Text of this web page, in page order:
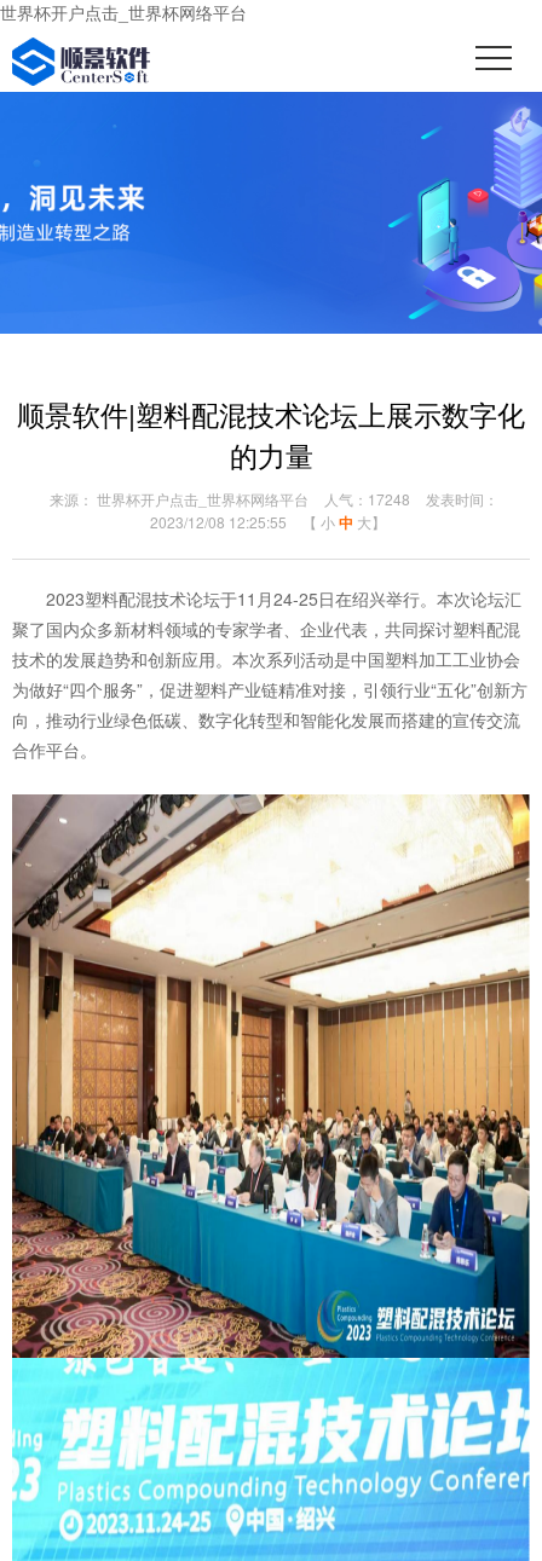
世界杯开户点击_世界杯网络平台
顺景软件|塑料配混技术论坛上展示数字化
的力量
来源： 世界杯开户点击_世界杯网络平台 人气：17248
发表时间：
2023/12/08 12:25:55
【 小中 大】
2023塑料配混技术论坛于11月24-25日在绍兴举行。本次论坛汇
聚了国内众多新材料领域的专家学者、企业代表，共同探讨塑料配混
技术的发展趋势和创新应用。本次系列活动是中国塑料加工工业协会
为做好“四个服务”，促进塑料产业链精准对接，引领行业“五化”创新方
向，推动行业绿色低碳、数字化转型和智能化发展而搭建的宣传交流
合作平台。